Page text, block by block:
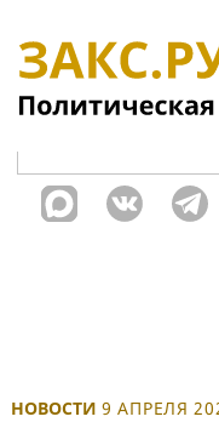
НОВОСТИ 9 АПРЕЛЯ